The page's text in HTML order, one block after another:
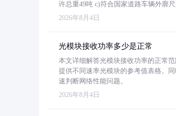
许总重49吨 c)符合国家道路车辆外廓
2026年8月4日
光模块接收功率多少是正常
本文详细解答光模块接收功率的正常
提供不同速率光模块的参考值表格。
速判断网络性能问题。
2026年8月4日